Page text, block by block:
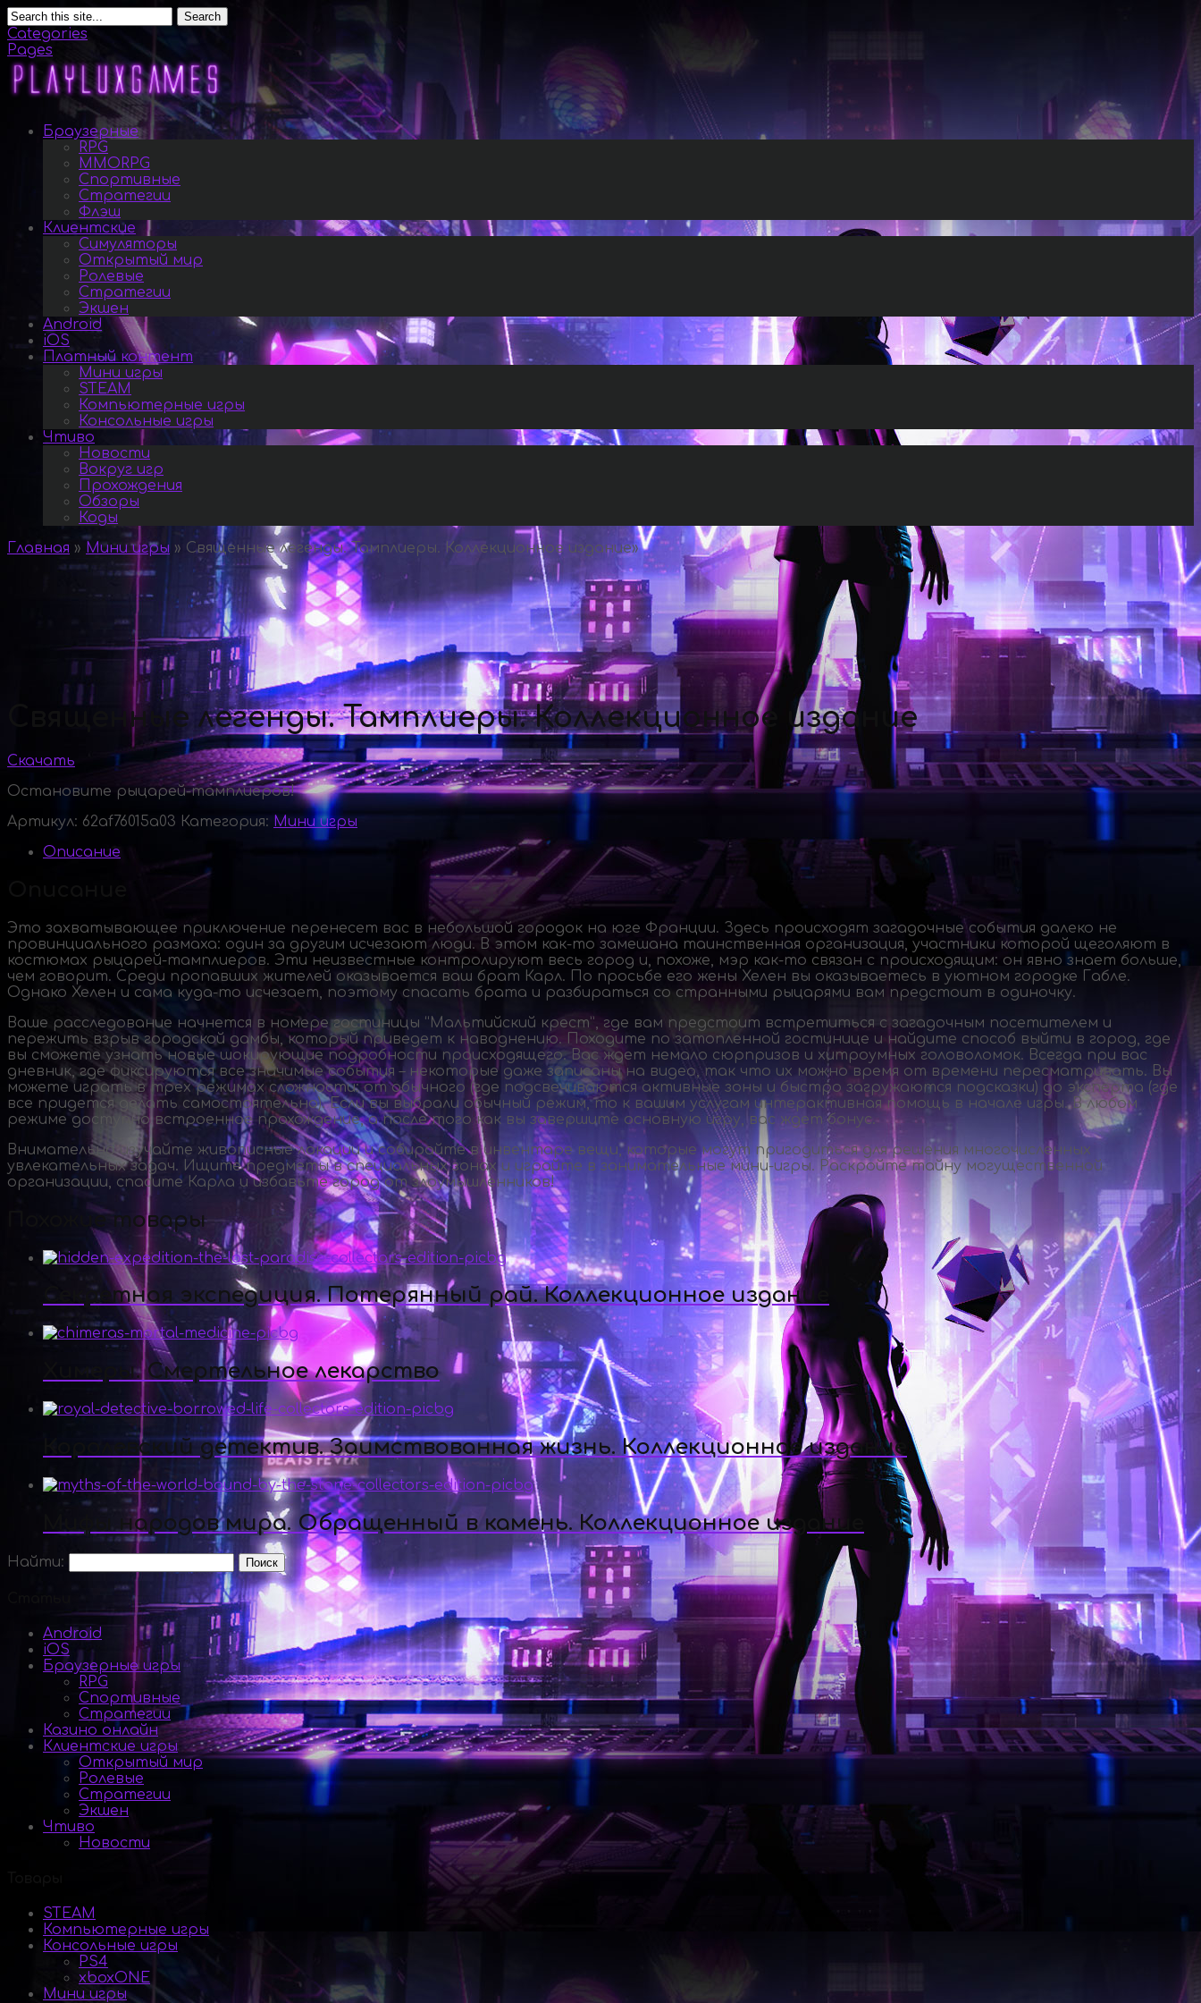
Search
Categories
Pages
Браузерные
RPG
MMORPG
Спортивные
Стратегии
Флэш
Клиентские
Симуляторы
Открытый мир
Ролевые
Стратегии
Экшен
Android
iOS
Платный контент
Мини игры
STEAM
Компьютерные игры
Консольные игры
Чтиво
Новости
Вокруг игр
Прохождения
Обзоры
Коды
Главная » Мини игры » Священные легенды. Тамплиеры. Коллекционное издание»
Священные легенды. Тамплиеры. Коллекционное издание
Скачать
Остановите рыцарей-тамплиеров!
Артикул: 62af76015a03 Категория: Мини игры
Описание
Это захватывающее приключение перенесет вас в небольшой городок на юге Франции. Здесь происходят загадочные события далеко не
провинциального размаха: один за другим исчезают люди. В этом как-то замешана таинственная организация, участники которой щеголяют в
костюмах рыцарей-тамплиеров. Эти неизвестные контролируют весь город и, похоже, мэр как-то связан с происходящим: он явно знает больше,
чем говорит. Среди пропавших жителей оказывается ваш брат Карл. По просьбе его жены Хелен вы оказываетесь в уютном городке Габле.
Однако Хелен и сама куда-то исчезает, поэтому спасать брата и разбираться со странными рыцарями вам предстоит в одиночку.
Ваше расследование начнется в номере гостиницы “Мальтийский крест”, где вам предстоит встретиться с загадочным посетителем и
пережить взрыв городской дамбы, который приведет к наводнению. Походите по затопленной гостинице и найдите способ выйти в город, где
вы сможете узнать новые шокирующие подробности происходящего. Вас ждет немало сюрпризов и хитроумных головоломок. Всегда при вас
дневник, где фиксируются все значимые события – некоторые даже записаны на видео, так что их можно время от времени пересматривать. Вы
можете играть в трех режимах сложности: от обычного (где подсвечиваются активные зоны и быстро загружаются подсказки) до эксперта (где
все придется делать самостоятельно). Если вы выбрали обычный режим, то к вашим услугам интерактивная помощь в начале игры. В любом
режиме доступно встроенное прохождение, а после того как вы завершите основную игру, вас ждет бонус.
Внимательно изучайте живописные локации и собирайте в инвентаре вещи, которые могут пригодиться для решения многочисленных
увлекательных задач. Ищите предметы в специальных зонах и играйте в занимательныемини-игры. Раскройте тайну могущественной
организации, спасите Карла и избавьте город от злоумышленников!
Похожие товары
Секретная экспедиция. Потерянный рай. Коллекционное издание
Химеры. Смертельное лекарство
Королевский детектив. Заимствованная жизнь. Коллекционное издание
Мифы народов мира. Обращенный в камень. Коллекционное издание
Найти:
Android
iOS
Браузерные игры
RPG
Спортивные
Стратегии
Казино онлайн
Клиентские игры
Открытый мир
Ролевые
Стратегии
Экшен
Чтиво
Новости
STEAM
Компьютерные игры
Консольные игры
PS4
xboxONE
Мини игры